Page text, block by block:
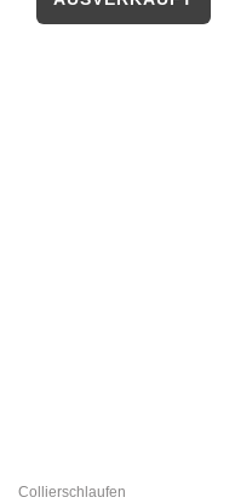
Collierschlaufen